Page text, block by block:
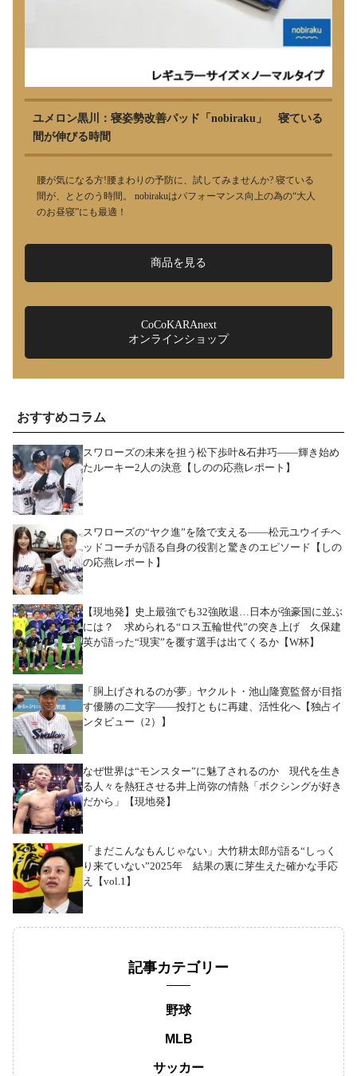
ユメロン黒川：寝姿勢改善パッド「nobiraku」 寝ている
間が伸びる時間
腰が気になる方!腰まわりの予防に、試してみませんか? 寝ている
間が、ととのう時間。 nobirakuはパフォーマンス向上の為の“大人
のお昼寝”にも最適！
商品を見る
CoCoKARAnext
オンラインショップ
おすすめコラム
スワローズの未来を担う松下歩叶&石井巧――輝き始め
たルーキー2人の決意【しのの応燕レポート】
スワローズの“ヤク進”を陰で支える――松元ユウイチヘ
ッドコーチが語る自身の役割と驚きのエピソード【しの
の応燕レポート】
【現地発】史上最強でも32強敗退…日本が強豪国に並ぶ
には？ 求められる“ロス五輪世代”の突き上げ 久保建
英が語った“現実”を覆す選手は出てくるか【W杯】
「胴上げされるのが夢」ヤクルト・池山隆寛監督が目指
す優勝の二文字――投打ともに再建、活性化へ【独占イ
ンタビュー（2）】
なぜ世界は“モンスター”に魅了されるのか 現代を生き
る人々を熱狂させる井上尚弥の情熱「ボクシングが好き
だから」【現地発】
「まだこんなもんじゃない」大竹耕太郎が語る“しっく
り来ていない”2025年 結果の裏に芽生えた確かな手応
え【vol.1】
記事カテゴリー
野球
MLB
サッカー